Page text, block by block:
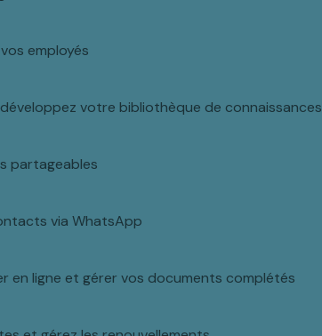
employés
votre bibliothèque de connaissances
partageables
via WhatsApp
en ligne et gérer vos documents complétés